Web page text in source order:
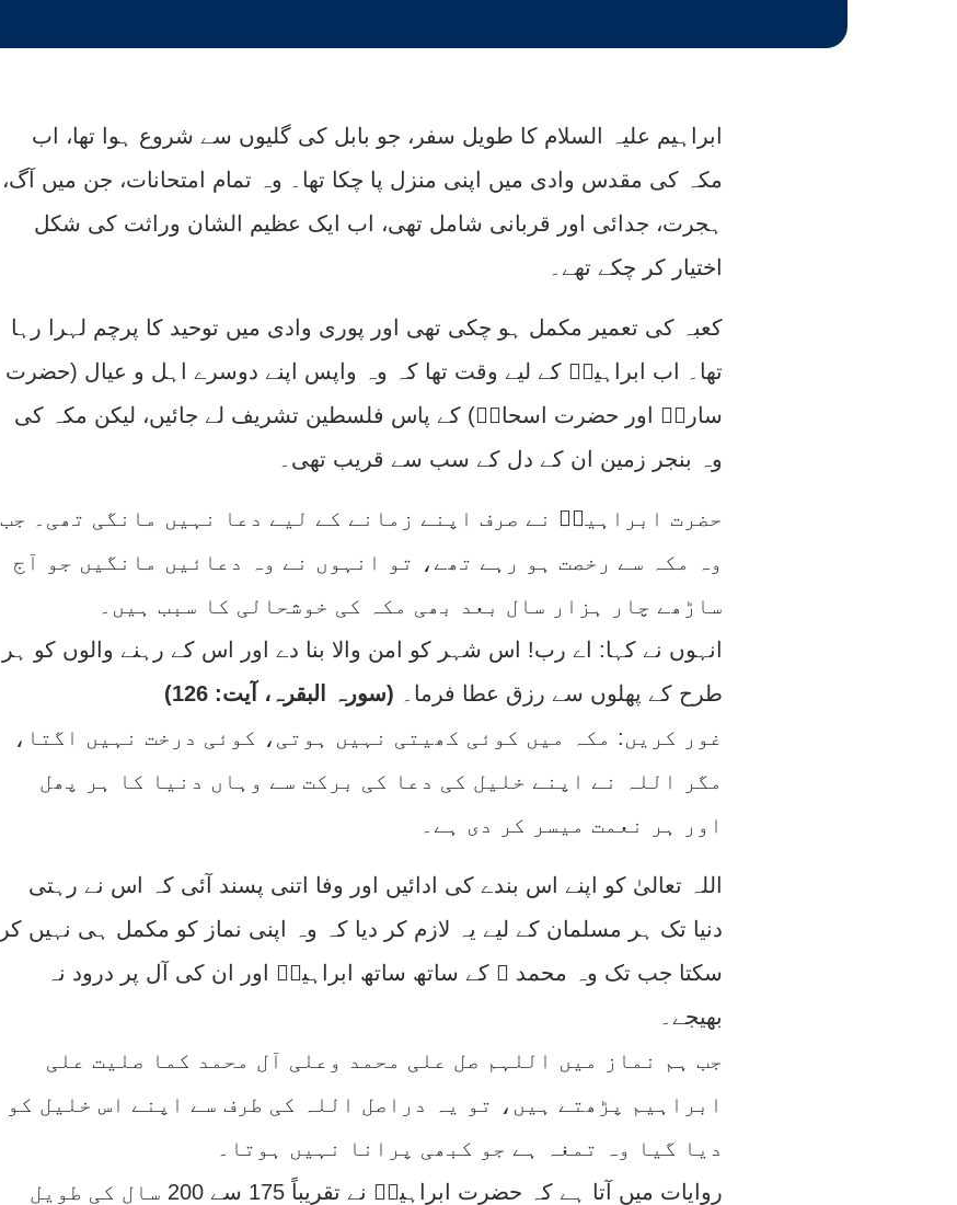
ابراہیم علیہ السلام کا طویل سفر، جو بابل کی گلیوں سے شروع ہوا تھا، اب
مکہ کی مقدس وادی میں اپنی منزل پا چکا تھا۔ وہ تمام امتحانات، جن میں آگ،
ہجرت، جدائی اور قربانی شامل تھی، اب ایک عظیم الشان وراثت کی شکل
اختیار کر چکے تھے۔
کعبہ کی تعمیر مکمل ہو چکی تھی اور پوری وادی میں توحید کا پرچم لہرا رہا
تھا۔ اب ابراہیمؑ کے لیے وقت تھا کہ وہ واپس اپنے دوسرے اہل و عیال (حضرت
سارہؑ اور حضرت اسحاقؑ) کے پاس فلسطین تشریف لے جائیں، لیکن مکہ کی
وہ بنجر زمین ان کے دل کے سب سے قریب تھی۔
حضرت ابراہیمؑ نے صرف اپنے زمانے کے لیے دعا نہیں مانگی تھی۔ جب
وہ مکہ سے رخصت ہو رہے تھے، تو انہوں نے وہ دعائیں مانگیں جو آج
ساڑھے چار ہزار سال بعد بھی مکہ کی خوشحالی کا سبب ہیں۔
انہوں نے کہا: اے رب! اس شہر کو امن والا بنا دے اور اس کے رہنے والوں کو ہر
طرح کے پھلوں سے رزق عطا فرما۔ (سورہ البقرہ، آیت: 126)
غور کریں: مکہ میں کوئی کھیتی نہیں ہوتی، کوئی درخت نہیں اگتا،
مگر اللہ نے اپنے خلیل کی دعا کی برکت سے وہاں دنیا کا ہر پھل
اور ہر نعمت میسر کر دی ہے۔
اللہ تعالیٰ کو اپنے اس بندے کی ادائیں اور وفا اتنی پسند آئی کہ اس نے رہتی
دنیا تک ہر مسلمان کے لیے یہ لازم کر دیا کہ وہ اپنی نماز کو مکمل ہی نہیں کر
سکتا جب تک وہ محمد ﷺ کے ساتھ ساتھ ابراہیمؑ اور ان کی آل پر درود نہ
بھیجے۔
جب ہم نماز میں اللہم صل علی محمد وعلی آل محمد کما صلیت علی
ابراہیم پڑھتے ہیں، تو یہ دراصل اللہ کی طرف سے اپنے اس خلیل کو
دیا گیا وہ تمغہ ہے جو کبھی پرانا نہیں ہوتا۔
روایات میں آتا ہے کہ حضرت ابراہیمؑ نے تقریباً 175 سے 200 سال کی طویل